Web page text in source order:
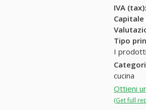
IVA (tax):
Capitale
Tipo
I
cucina
Ottieni
(Get full